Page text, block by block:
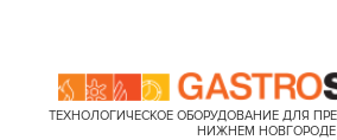
ТЕХНОЛОГИЧЕСКОЕ ОБОРУДОВАНИЕ ДЛЯ
НИЖНЕМ НОВГОРОДЕ